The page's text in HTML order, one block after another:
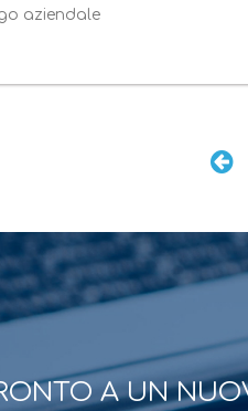
aziendale
A UN